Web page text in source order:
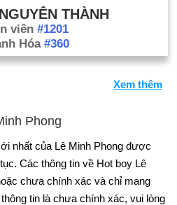
THÀNH
viên #1201
Hóa #360
Xem thêm
Phong
nhất của Lê Minh Phong được
Các thông tin về Hot boy Lê
chưa chính xác và chỉ mang
tin là chưa chính xác, vui lòng